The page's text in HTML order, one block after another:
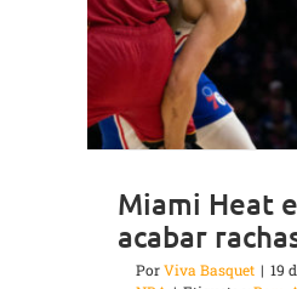
Miami Heat
acabar
PorViva Basquet | 19